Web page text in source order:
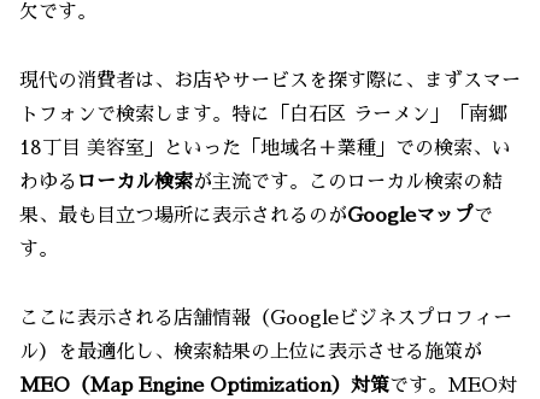
欠です。
現代の消費者は、お店やサービスを探す際に、まずスマー
トフォンで検索します。特に「白石区 ラーメン」「南郷
18丁目 美容室」といった「地域名＋業種」での検索、い
わゆる ローカル検索が主流です。このローカル検索の結
果、最も目立つ場所に表示されるのがGoogleマップで
す。
ここに表示される店舗情報（Googleビジネスプロフィー
ル）を最適化し、検索結果の上位に表示させる施策が
MEO（Map Engine Optimization）対策です。MEO対